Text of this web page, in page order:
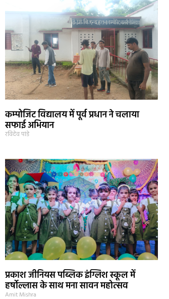
कम्पोजिट विद्यालय में पूर्व प्रधान ने चलाया
सफाई अभियान
रविदेव पांडे
प्रकाश जीनियस पब्लिक इंग्लिश स्कूल में
हर्षोल्लास के साथ मना सावन महोत्सव
Amit Mishra